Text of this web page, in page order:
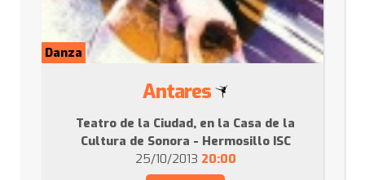
Danza
Antares
Teatro de la Ciudad, en la Casa de la
Cultura de Sonora - Hermosillo ISC
25/10/2013 20:00